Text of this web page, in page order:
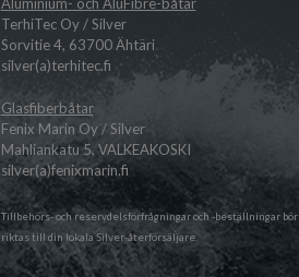
TerhiTec Oy / Silver
Sorvitie 4, 63700 Ähtäri
silver(a)terhitec.fi
Glasfiberbåtar
Fenix Marin Oy / Silver
Mahliankatu 5, VALKEAKOSKI
silver(a)fenixmarin.fi
Tillbehörs- och reservdelsförfrågningar och -beställningar bör
riktas till din lokalaSilver-återförsäljare.